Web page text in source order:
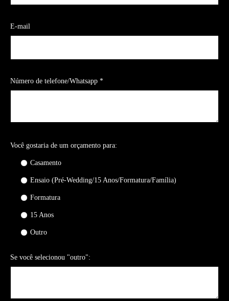
E-mail
Número de telefone/Whatsapp *
Você gostaria de um orçamento para:
Casamento
Ensaio (Pré-Wedding/15 Anos/Formatura/Família)
Formatura
15 Anos
Outro
Se você selecionou "outro":